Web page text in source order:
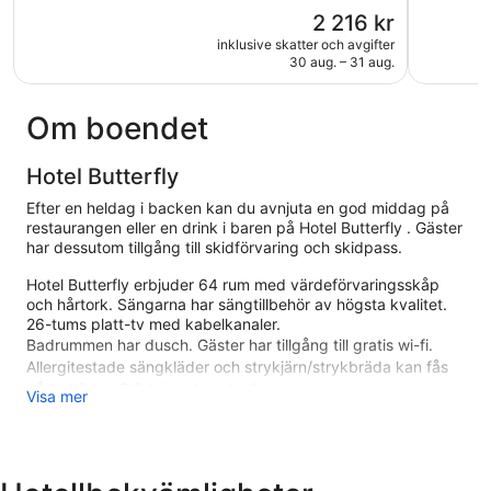
Priset
är
2 216 kr
2 216 kr
inklusive skatter och avgifter
30 aug. – 31 aug.
Om boendet
Hotel Butterfly
Efter en heldag i backen kan du avnjuta en god middag på
restaurangen eller en drink i baren på Hotel Butterfly . Gäster
har dessutom tillgång till skidförvaring och skidpass.
Hotel Butterfly erbjuder 64 rum med värdeförvaringsskåp
och hårtork. Sängarna har sängtillbehör av högsta kvalitet.
26-tums platt-tv med kabelkanaler.
Badrummen har dusch. Gäster har tillgång till gratis wi-fi.
Allergitestade sängkläder och strykjärn/strykbräda kan fås
på begäran. Städning sker dagligen.
Hotel Butterfly ligger i Centrala Zermatt, mindre än tio
Visa mer